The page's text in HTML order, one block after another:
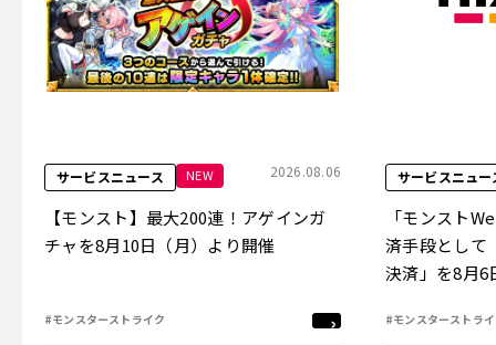
サービスニュース NEW 2026.08.06
【モンスト】最大200連！アゲインガ
チャを8月10日（月）より開催
#モンスターストライク
サービスニュー
「モンスト
済手段として
決済」を8月6
#モンスターストラ